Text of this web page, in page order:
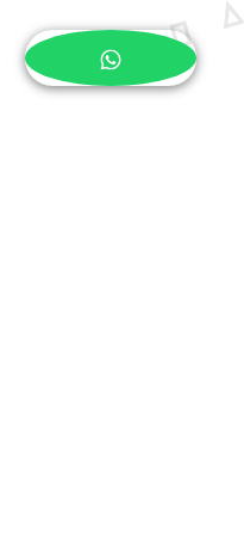
ישירה.
שאלה:
איך מעבירים אלייך
שצריך להופיע על השלט